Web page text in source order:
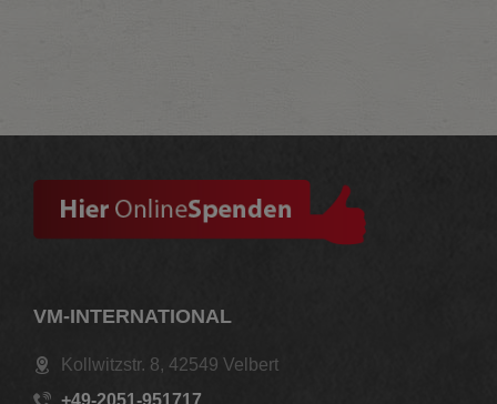
VM-INTERNATIONAL
Kollwitzstr. 8, 42549 Velbert